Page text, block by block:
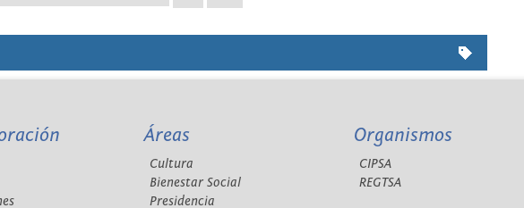
Áreas
Cultura
Bienestar Social
Presidencia
Organismos
CIPSA
REGTSA